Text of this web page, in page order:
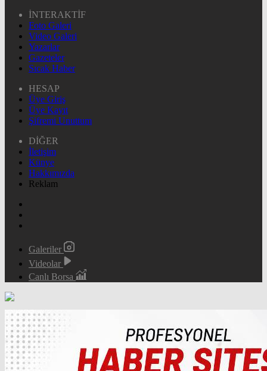
İNTERAKTİF
Foto Galeri
Video Galeri
Yazarlar
Gazeteler
Sıcak Haber
HESAP
Üye Giriş
Üye Kayıt
Şifremi Unuttum
DİĞER
İletişim
Künye
Hakkımızda
Reklam
Galeriler
Videolar
Canlı Borsa